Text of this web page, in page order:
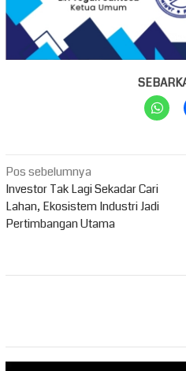
Navigasi
pos
Pos sebelumnya
Investor Tak Lagi Sekadar Cari
Lahan, Ekosistem Industri Jadi
Pertimbangan Utama